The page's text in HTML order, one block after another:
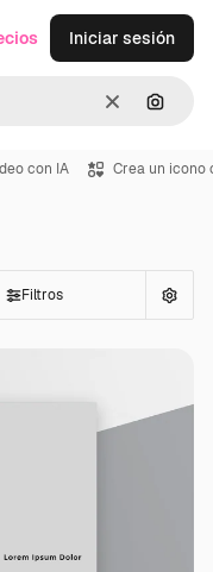
Borrar
Iniciar sesión
con IA Crea un icono
Filtros